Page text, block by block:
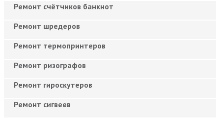
Ремонт счётчиков банкнот
Ремонт шредеров
Ремонт термопринтеров
Ремонт ризографов
Ремонт гироскутеров
Ремонт сигвеев